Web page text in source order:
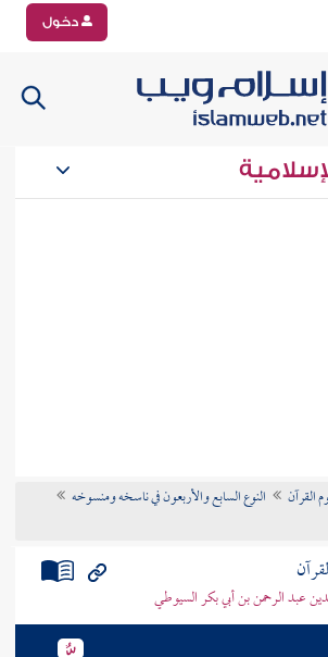
دخول
القرآن
النوع السابع والأربعون في ناسخه ومنسوخه
عبد الرحمن بن أبي بكر السيوطي